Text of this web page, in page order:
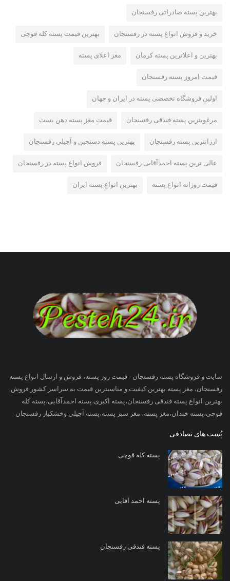
بهترین پسته صادراتی رفسنجان
خرید و فروش انواع پسته در رفسنجان بهترین قیمت پسته کله قوچی
بهترین و اعلاترین پسته کرمان مغز اعلای پسته
قیمت امروز پسته رفسنجان
اولین فروشگاه تخصصی پسته در ایران و جهان
مرغوبترین پسته فندقی رفسنجان قیمت مغز پسته دهن بست
ارزانترین پسته رفسنجان بهترین پسته دستچین و آجیلی رفسنجان
عالی ترین پسته احمدآقایی رفسنجان فروش انواع پسته در رفسنجان
قیمت روزانه انواع پسته بهترین انواع پسته ایران
سایت و فروشگاه پسته رفسنجان - قیمت روز پسته، فروش و ارسال انواع پسته
رفسنجان، مغز پسته بهترین کیفیت و مناسبترین قیمت به سراسر کشور فروش
بهترین انواع پسته فندقی رفسنجان،پسته اکبری،پسته احمدآقایی،پسته کله
قوچی،پسته خندان،مغز پسته، مغز سبز پسته،پسته آجیلی وخشکبار رفسنجان
پُست های تصادفی
پسته کله قوچی
پسته احمد آقایی
پسته فندقی رفسنجان